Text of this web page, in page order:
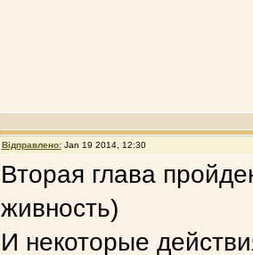
Відправлено: Jan 19 2014, 12:30
Вторая глава
живность)
И некоторые